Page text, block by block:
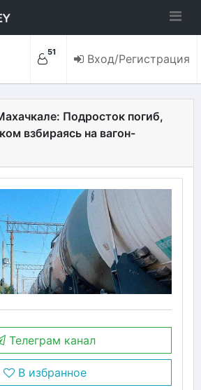
51 Вход/Регистрация
Подросток погиб,
взбираясь на вагон-
Телеграм канал
В избранное